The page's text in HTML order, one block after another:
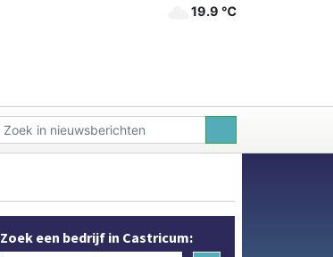
19.9 ℃
Zoek een bedrijf in Castricum: